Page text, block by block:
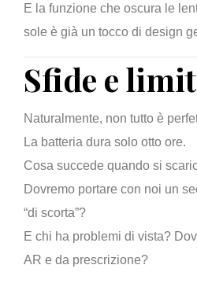
E la funzione che oscura le
sole è già un tocco di design
Sfide e
Naturalmente, non tutto è
La batteria dura solo otto ore.
Cosa succede quando si
Dovremo portare con noi un
“di scorta”?
E chi ha problemi di vista?
AR e da prescrizione?